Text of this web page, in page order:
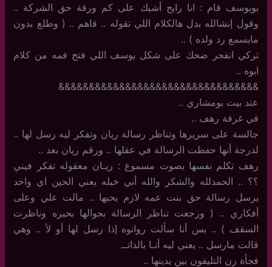
بويوسف قام : انا رايح أشيك على كم ورقة حق الشركة ..
وقول إنشالله بدل هالكلام اللي تقوله .. فاهم .. ( وطلع بدون
مايسمع رد ولده ) ..
تركي انفجر ضحك على شكل يوسف اللي فتح فمه من كلام
ابوه ..
&&&&&&&&&&&&&&&&&&&&&&&&&&&&&&&&&
عند بيت بومشاري ..
في غرفة رهف ..
جالسة على سريرها وتناظر رسالة ريان وتفكر ليه رسل لها ..
لدرجة أنها حفظت الرسالة في عقلها .. ورقم ريان بعد ..
رهف تكلم نفسها بصوت مسموع : ريـان معقوله تفكر فيني
؟؟ .. الحمدلله والشكر والله أني خبله يعني الحين اي واحد
يرسل رسالة حق بنت عمه لازم يحبها .. مالت علي وعلى
أفكاري .. ( ورجعت تناظر الرسالة بجوالها بحيره وناظرت
السقف ) .. بس أنا سألت روانوه إذا رسل لها أو لأ .. وهي
قالت مارسل .. يعني ليه أنـا بالذاتــ
فجأة رن التليفون بين يدينها ..